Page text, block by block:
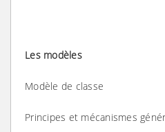
Les modèles
Modèle de classe
Principes et mécanismes